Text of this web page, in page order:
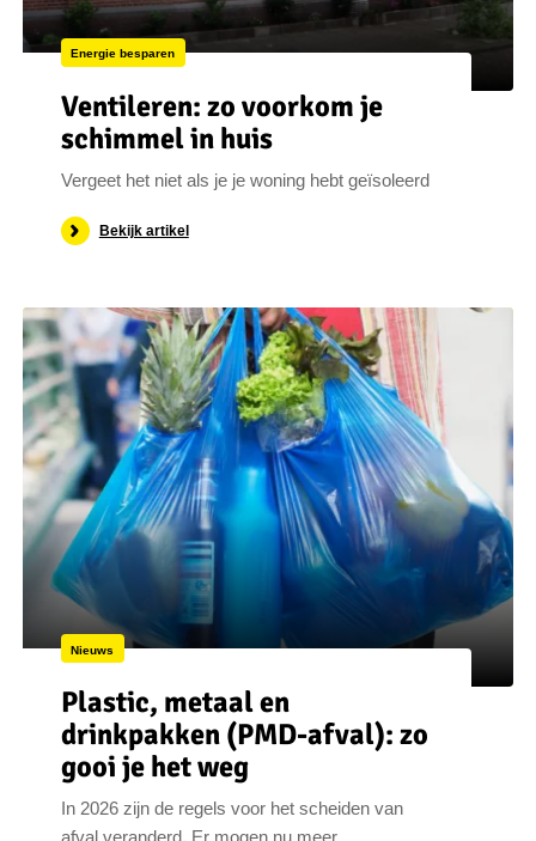
Energie besparen
Ventileren: zo voorkom je
schimmel in huis
Vergeet het niet als je je woning hebt geïsoleerd
Bekijk artikel
Nieuws
Plastic, metaal en
drinkpakken (PMD-afval): zo
gooi je het weg
In 2026 zijn de regels voor het scheiden van
afval veranderd. Er mogen nu meer